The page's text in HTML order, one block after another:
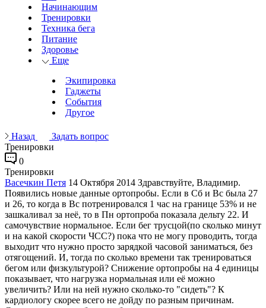
Начинающим
Тренировки
Техника бега
Питание
Здоровье
Еще
Экипировка
Гаджеты
События
Другое
Назад
Задать вопрос
Тренировки
0
Тренировки
Васечкин Петя 14 Октября 2014 Здравствуйте, Владимир.
Появились новые данные ортопробы. Если в Сб и Вс была 27
и 26, то когда в Вс потренировался 1 час на границе 53% и не
зашкаливал за неё, то в Пн ортопроба показала дельту 22. И
самочувствие нормальное. Если бег трусцой(по сколько минут
и на какой скорости ЧСС?) пока что не могу проводить, тогда
выходит что нужно просто зарядкой часовой заниматься, без
отягощений. И, тогда по сколько времени так тренироваться
бегом или физкультурой? Снижение ортопробы на 4 единицы
показывает, что нагрузка нормальная или её можно
увеличить? Или на ней нужно сколько-то "сидеть"? К
кардиологу скорее всего не дойду по разным причинам.